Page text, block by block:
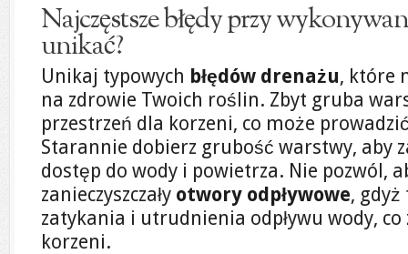
Najczęstsze błędy przy
unikać?
Unikaj typowych błędów drenażu, które
na zdrowie Twoich roślin. Zbyt gruba
przestrzeń dla korzeni, co może
Starannie dobierz grubość warstwy, aby
dostęp do wody i powietrza. Nie pozwól,
zanieczyszczały otwory odpływowe,
zatykania i utrudnienia odpływu wody,
korzeni.